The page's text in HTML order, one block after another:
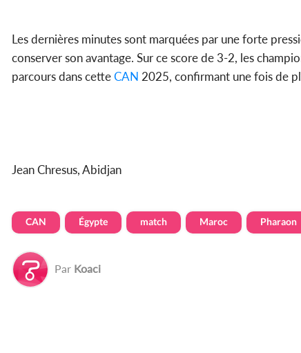
Les dernières minutes sont marquées par une forte
conserver son avantage. Sur ce score de 3-2, les
parcours dans cetteCAN 2025, confirmant une fois de
Jean Chresus, Abidjan
CAN Égypte match Maroc Pharaon
Par Koaci